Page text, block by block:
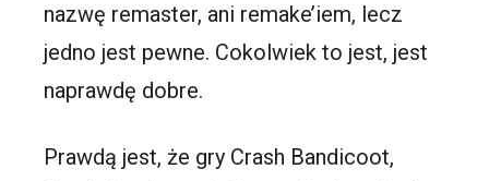
nazwę remaster, ani remake’iem, lecz
jedno jest pewne. Cokolwiek to jest, jest
naprawdę dobre.
Prawdą jest, że gry Crash Bandicoot,